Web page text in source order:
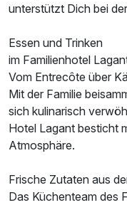
unterstützt Dich bei
Essen und Trinken
im Familienhotel
Vom Entrecôte über
Mit der Familie
sich kulinarisch
Hotel Lagant besticht
Atmosphäre.
Frische Zutaten aus
Das Küchenteam des